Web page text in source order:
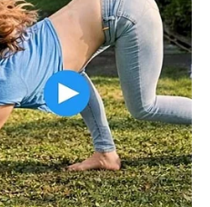
prijedloge i mogućnosti.
ima potencijal da promijeni
NA